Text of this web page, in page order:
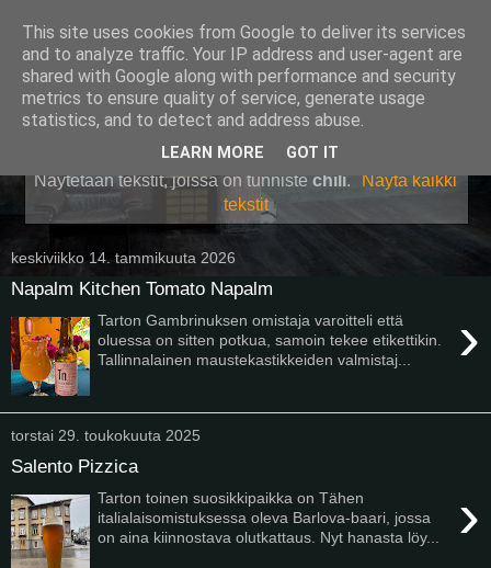
Pullollinen
Näytetään tekstit, joissa on tunniste chili.
Näytä kaikki
tekstit
keskiviikko 14. tammikuuta 2026
Napalm Kitchen Tomato Napalm
›
Tarton Gambrinuksen omistaja varoitteli että
oluessa on sitten potkua, samoin tekee etikettikin.
Tallinnalainen maustekastikkeiden valmistaj...
torstai 29. toukokuuta 2025
Salento Pizzica
›
Tarton toinen suosikkipaikka on Tähen
italialaisomistuksessa oleva Barlova-baari, jossa
on aina kiinnostava olutkattaus. Nyt hanasta löy...
This site uses cookies from Google to deliver its services
and to analyze traffic. Your IP address and user-agent are
shared with Google along with performance and security
metrics to ensure quality of service, generate usage
statistics, and to detect and address abuse.
LEARN MORE GOT IT